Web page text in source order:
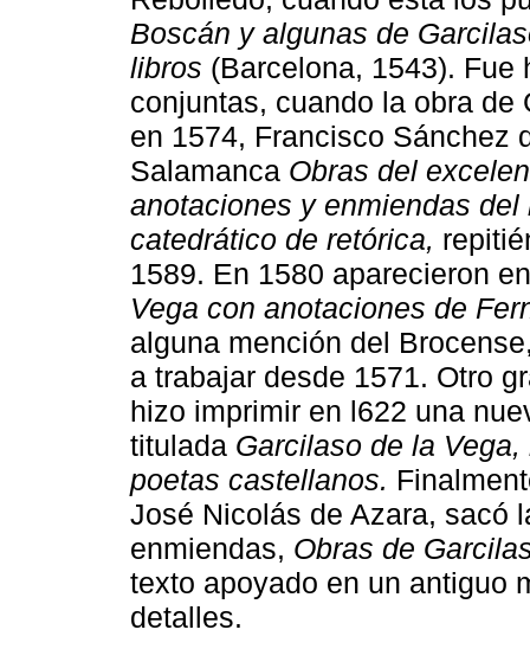
Boscán y algunas de
libros (Barcelona, 1543).
conjuntas, cuando la obra
en 1574, Francisco Sánchez
Salamanca Obras del
anotaciones y enmiendas
catedrático de retórica,
1589. En 1580 aparecieron
Vega con anotaciones de
alguna mención del
a trabajar desde 1571. Otro
hizo imprimir en l622 una
titulada Garcilaso de la
poetas castellanos.
José Nicolás de Azara, sacó
enmiendas, Obras de
texto apoyado en un antiguo
detalles.